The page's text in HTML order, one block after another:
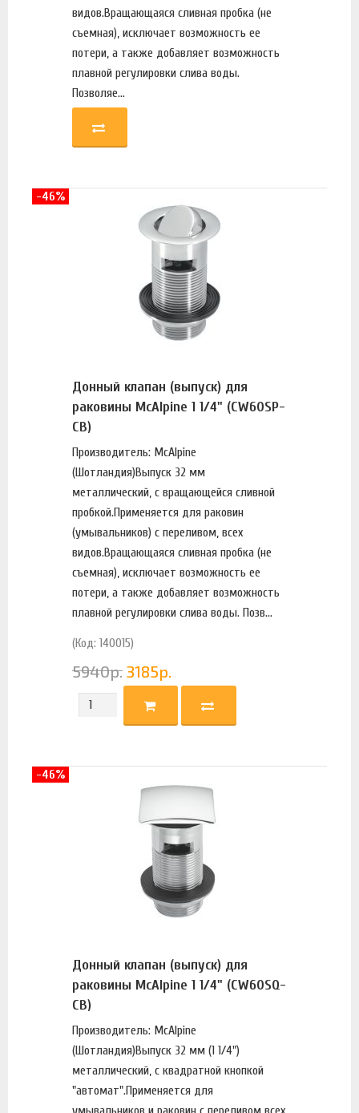
видов.Вращающаяся сливная пробка (не
съемная), исключает возможность ее
потери, а также добавляет возможность
плавной регулировки слива воды.
Позволяе...
Донный клапан (выпуск) для
раковины McAlpine 1 1/4" (CW60SP-
CB)
Производитель: McAlpine
(Шотландия)Выпуск 32 мм
металлический, с вращающейся сливной
пробкой.Применяется для раковин
(умывальников) c переливом, всех
видов.Вращающаяся сливная пробка (не
съемная), исключает возможность ее
потери, а также добавляет возможность
плавной регулировки слива воды. Позв...
(Код: 140015)
5940р. 3185р.
-46%
Донный клапан (выпуск) для
раковины McAlpine 1 1/4" (CW60SQ-
CB)
Производитель: McAlpine
(Шотландия)Выпуск 32 мм (1 1/4")
металлический, с квадратной кнопкой
"автомат".Применяется для
-46%